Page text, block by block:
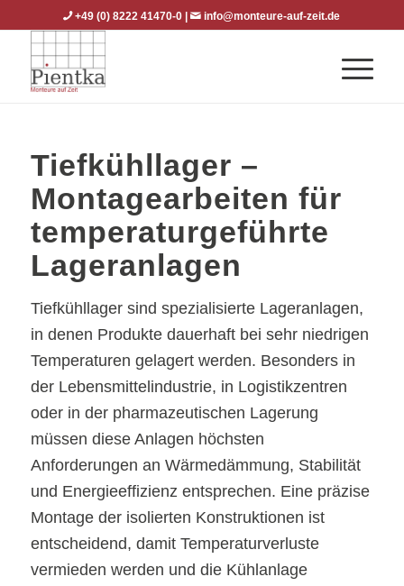
+49 (0) 8222 41470-0 | info@monteure-auf-zeit.de
Tiefkühllager –
Montagearbeiten für
temperaturgeführte
Lageranlagen
Tiefkühllager sind spezialisierte Lageranlagen,
in denen Produkte dauerhaft bei sehr niedrigen
Temperaturen gelagert werden. Besonders in
der Lebensmittelindustrie, in Logistikzentren
oder in der pharmazeutischen Lagerung
müssen diese Anlagen höchsten
Anforderungen an Wärmedämmung, Stabilität
und Energieeffizienz entsprechen. Eine präzise
Montage der isolierten Konstruktionen ist
entscheidend, damit Temperaturverluste
vermieden werden und die Kühlanlage